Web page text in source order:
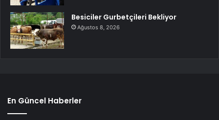
Besiciler Gurbetçileri Bekliyor
Ağustos 8, 2026
En Güncel Haberler